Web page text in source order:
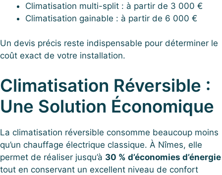
Climatisation multi-split : à partir de 3 000 €
Climatisation gainable : à partir de 6 000 €
Un devis précis reste indispensable pour déterminer le
coût exact de votre installation.
Climatisation Réversible :
Une Solution Économique
La climatisation réversible consomme beaucoup moins
qu’un chauffage électrique classique. À Nîmes, elle
permet de réaliser jusqu’à 30 % d’économies d’énergie
tout en conservant un excellent niveau de confort